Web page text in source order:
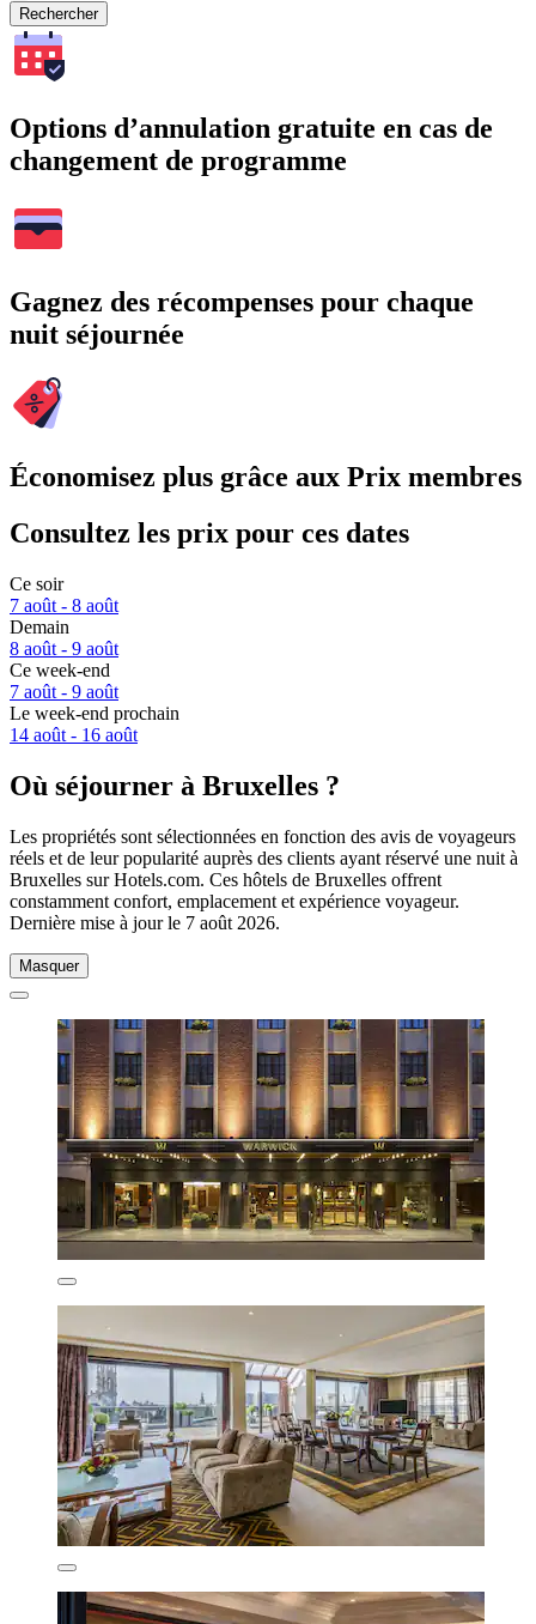
Rechercher
Options d’annulation gratuite en cas de
changement de programme
Gagnez des récompenses pour chaque
nuit séjournée
Économisez plus grâce aux Prix membres
Consultez les prix pour ces dates
Ce soir
7 août - 8 août
Demain
8 août - 9 août
Ce week-end
7 août - 9 août
Le week-end prochain
14 août - 16 août
Où séjourner à Bruxelles ?
Les propriétés sont sélectionnées en fonction des avis de voyageurs
réels et de leur popularité auprès des clients ayant réservé une nuit à
Bruxelles sur Hotels.com. Ces hôtels de Bruxelles offrent
constamment confort, emplacement et expérience voyageur.
Dernière mise à jour le 7 août 2026.
Masquer